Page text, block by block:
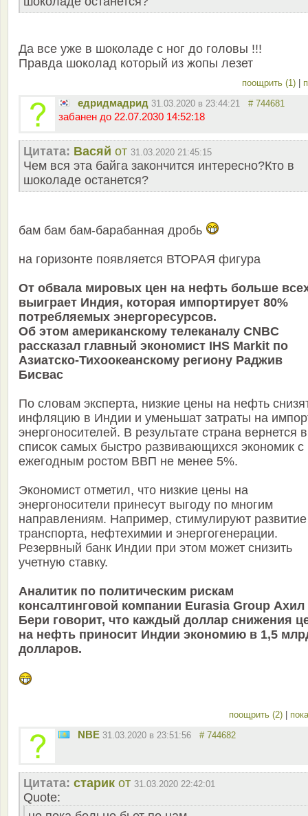
Да все уже в шоколаде с ног до головы !!!
Правда шоколад который из жопы лезет
поощрить (1)
едридмадрид 31.03.2020 в 23:44:21 # 744681
забанен до 22.07.2030 14:52:18
Цитата: Васяй от 31.03.2020 21:45:15
Чем вся эта байга закончится интересно?Кто в
шоколаде останется?
бам бам бам-барабанная дробь
на горизонте появляется ВТОРАЯ фигура
От обвала мировых цен на нефть больше
выиграет Индия, которая импортирует 80%
потребляемых энергоресурсов.
Об этом американскому телеканалу CNBC
рассказал главный экономист IHS Markit по
Азиатско-Тихоокеанскому региону Раджив
Бисвас
По словам эксперта, низкие цены на нефть
инфляцию в Индии и уменьшат затраты на
энергоносителей. В результате страна вернется в
список самых быстро развивающихся экономик с
ежегодным ростом ВВП не менее 5%.
Экономист отметил, что низкие цены на
энергоносители принесут выгоду по многим
направлениям. Например, стимулируют развитие
транспорта, нефтехимии и энергогенерации.
Резервный банк Индии при этом может снизить
учетную ставку.
Аналитик по политическим рискам
консалтинговой компании Eurasia Group Ахил
Бери говорит, что каждый доллар снижения
на нефть приносит Индии экономию в 1,5
долларов.
поощрить (2)
NBE 31.03.2020 в 23:51:56 # 744682
Цитата: старик от 31.03.2020 22:42:01
Quote: